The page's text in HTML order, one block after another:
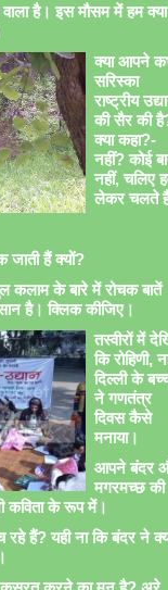
है। इस मौसम में हम क्या
क्या आपने
सरिस्का
राष्ट्रीय
की सैर की
क्या कहा?-
नहीं? कोई
नहीं, चलिए
लेकर चलते
हैं क्यों?
कलाम के बारे में रोचक बातें
है। क्लिक कीजिए।
तस्वीरों में
कि रोहिणी,
दिल्ली के
ने गणतंत्र
दिवस कैसे
मनाया।
आपने बंदर
मगरमच्छ की
कविता के रूप में।
हैं? यही ना कि बंदर ने